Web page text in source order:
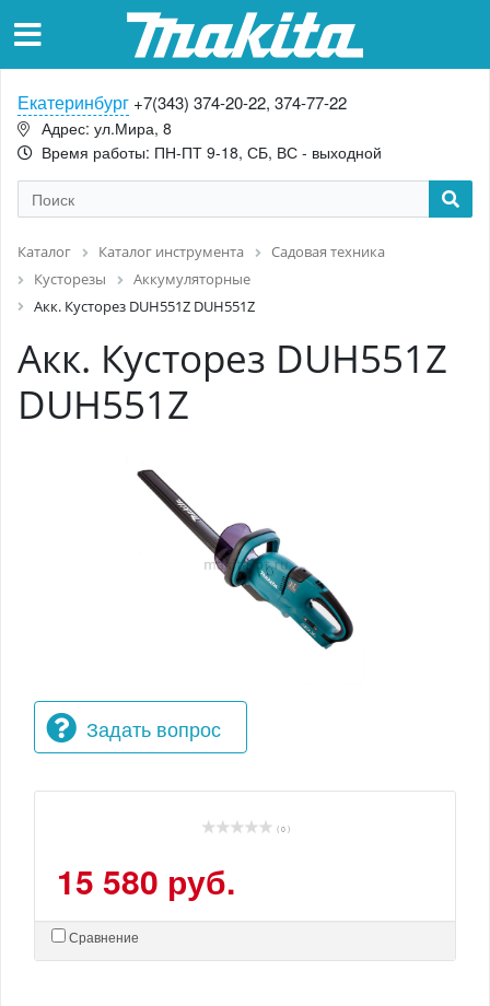
Екатеринбург +7(343) 374-20-22, 374-77-22
Адрес: ул.Мира, 8
Время работы: ПН-ПТ 9-18, СБ, ВС - выходной
Каталог Каталог инструмента
Садовая техника
Кусторезы
Аккумуляторные
Акк. Кусторез DUH551Z DUH551Z
Акк. Кусторез DUH551Z
DUH551Z
Задать вопрос
( 0 )
15 580 руб.
Сравнение